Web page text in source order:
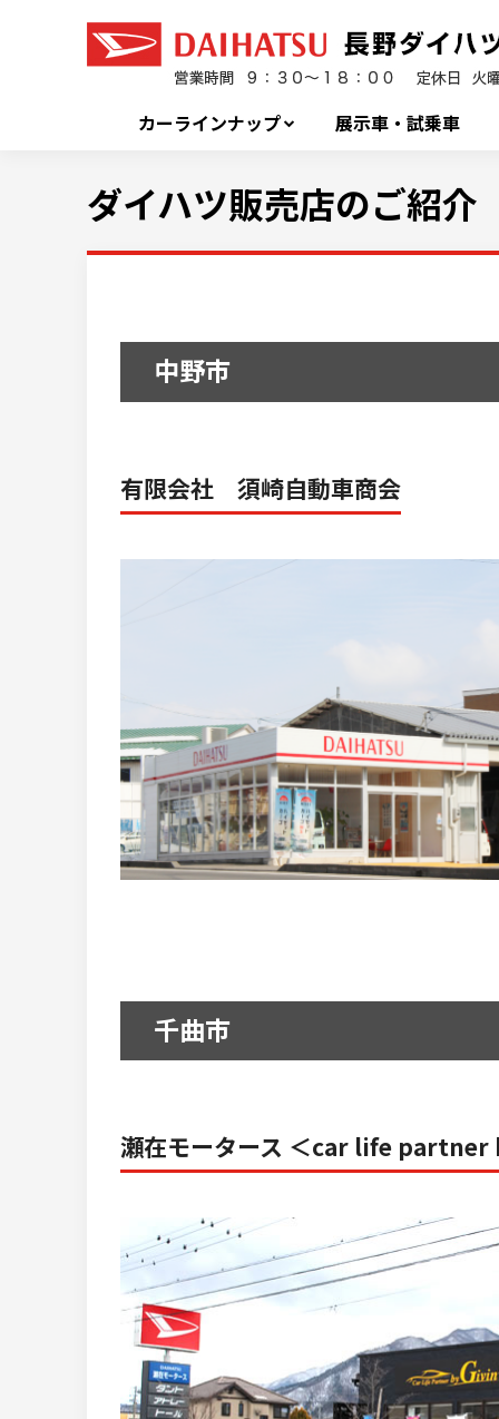
カーラインナップ 展示車・試乗車
ダイハツ販売店のご紹介
中野市
有限会社 須崎自動車商会
千曲市
瀬在モータース ＜car life